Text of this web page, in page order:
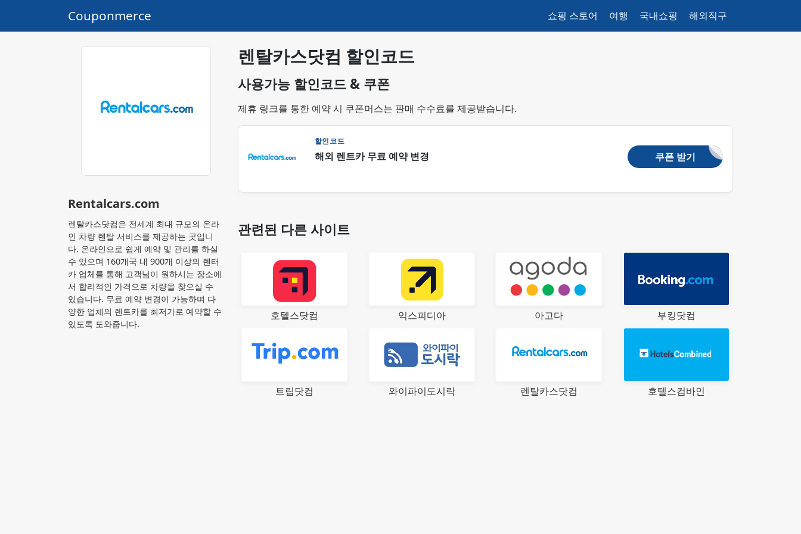
Couponmerce 쇼핑 스토어 여행 국내쇼핑 해외직구
Rentalcars.com
렌탈카스닷컴은 전세계 최대 규모의 온라
인 차량 렌탈 서비스를 제공하는 곳입니
다. 온라인으로 쉽게 예약 및 관리를 하실
수 있으며 160개국 내 900개 이상의 렌터
카 업체를 통해 고객님이 원하시는 장소에
서 합리적인 가격으로 차량을 찾으실 수
있습니다. 무료 예약 변경이 가능하며 다
양한 업체의 렌트카를 최저가로 예약할 수
있도록 도와줍니다.
렌탈카스닷컴 할인코드
사용가능 할인코드 & 쿠폰
제휴 링크를 통한 예약 시 쿠폰머스는 판매 수수료를 제공받습니다.
할인코드
해외 렌트카 무료 예약 변경 쿠폰 받기
관련된 다른 사이트
호텔스닷컴 익스피디아 아고다 부킹닷컴
트립닷컴 와이파이도시락 렌탈카스닷컴 호텔스컴바인